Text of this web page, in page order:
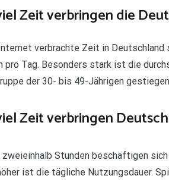
Zeit verbringen die
verbrachte Zeit in Deutschland
pro Tag. Besonders stark ist die
der 30- bis 49-Jährigen
Zeit verbringen
zweieinhalb Stunden beschäftigen
ist die tägliche Nutzungsdauer.